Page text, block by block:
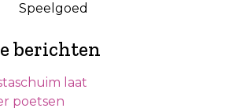
berichten
laat
poetsen